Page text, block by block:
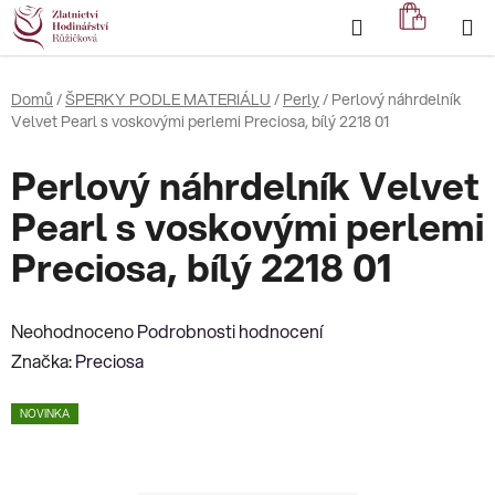
Přejít
na
obsah
Hledat
KOŠÍK
Domů /ŠPERKY PODLE MATERIÁLU / Perly/ Perlový náhrdelník
Velvet Pearl s voskovými perlemi Preciosa, bílý 2218 01
Perlový náhrdelník Velvet
Pearl s voskovými perlemi
Preciosa, bílý 2218 01
Průměrné
hodnocení
je
NeohodnocenoPodrobnosti hodnocení
Značka:Preciosa
NOVINKA